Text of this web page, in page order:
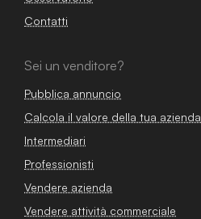
Contatti
Sei un venditore?
Pubblica annuncio
Calcola il valore della tua azienda
Intermediari
Professionisti
Vendere azienda
Vendere attività commerciale